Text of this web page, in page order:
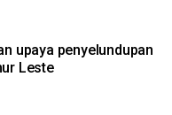
upaya penyelundupan
Leste